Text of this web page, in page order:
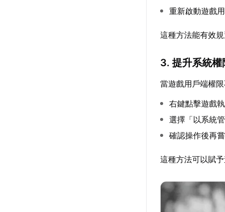
重新啟動遊戲
這種方法能有效
3. 提升系統權
當遊戲用戶端權
右鍵點擊遊戲
選擇「以系統
確認操作後再
這種方法可以賦